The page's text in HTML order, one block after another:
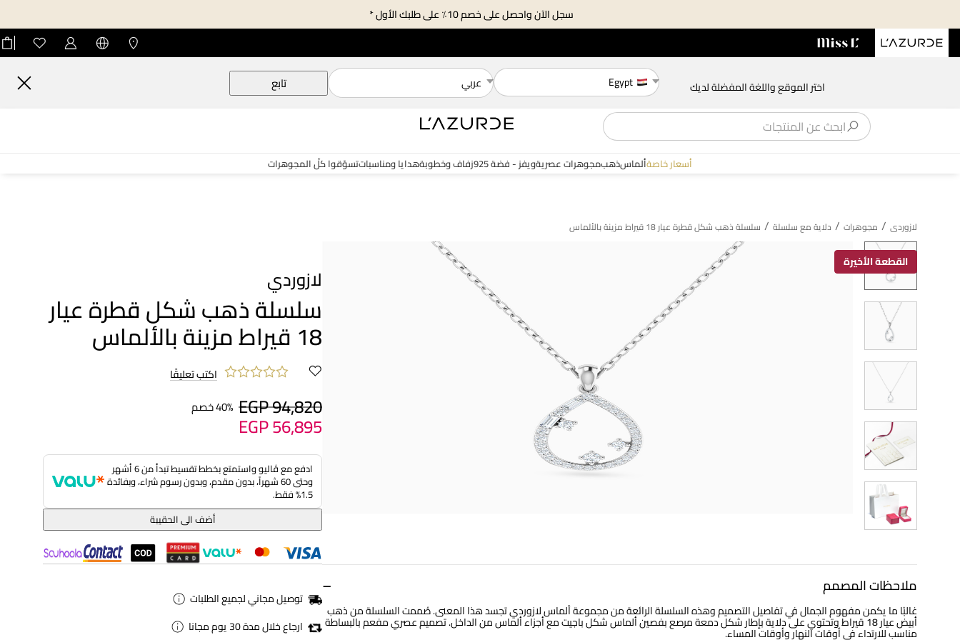
سجل الآن واحصل على خصم 10٪ على طلبك الأول *
اختر الموقع واللغة المفضلة لديك Egypt عربي تابع
أسعار خاصةألماسذهبمجوهرات عصريةويفز - فضة 925 زفاف وخطوبةهدايا ومناسباتتسوّقوا كلّ المجوهرات
لازوردى / مجوهرات / دلاية مع سلسلة / سلسلة ذهب شكل قطرة عيار 18 قيراط مزينة بالألماس
القطعة الأخيرة
ملاحظات المصمم −
غالبًا ما يكمن مفهوم الجمال في تفاصيل التصميم وهذه السلسلة الرائعة من مجموعة ألماس لازوردي تجسد هذا المعنى. صُممت السلسلة من ذهب
أبيض عيار 18 قيراط وتحتوي على دلاية بإطار شكل دمعة مرصع بفصين ألماس شكل باجيت مع أجزاء ألماس من الداخل. تصميم عصري مفعم بالبساطة
مناسب للارتداء في أوقات النهار وأوقات المساء.
لازوردي
سلسلة ذهب شكل قطرة عيار
18 قيراط مزينة بالألماس
اكتب تعليقًا
EGP 94,820 40% خصم
EGP 56,895
ادفع مع ڤاليو واستمتع بخطط تقسيط تبدأ من 6 أشهر
وحتى 60 شهراً، بدون مقدم، وبدون رسوم شراء، وبفائدة
1.5% فقط.
أضف الى الحقيبة
توصيل مجاني لجميع الطلبات
ارجاع خلال مدة 30 يوم مجانا